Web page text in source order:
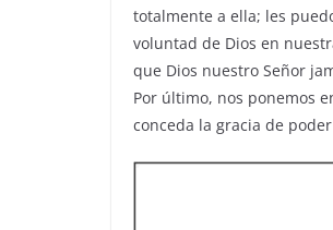
totalmente a ella; les
voluntad de Dios en
que Dios nuestro Señor
Por último, nos ponemos
conceda la gracia de